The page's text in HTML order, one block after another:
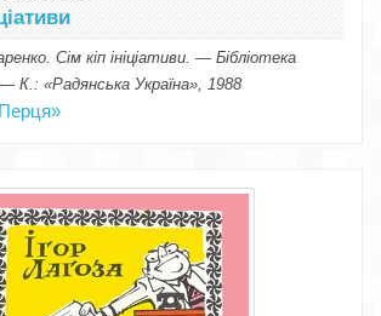
Сім кіп ініціативи. — Бібліотека
К.: «Радянська Україна», 1988